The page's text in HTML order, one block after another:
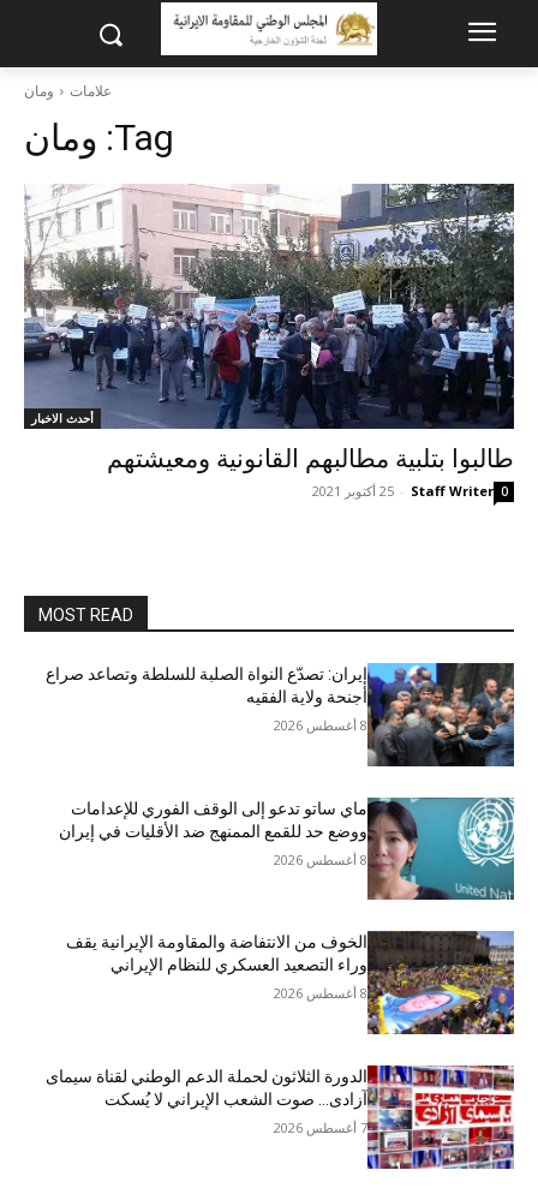
علامات ومان
Tag: ومان
أحدث الاخبار
طالبوا بتلبية مطالبهم القانونية ومعيشتهم
Staff Writer
- 25 أكتوبر 2021 0
MOST READ
إيران: تصدّع النواة الصلبة للسلطة وتصاعد صراع
أجنحة ولاية الفقيه
8 أغسطس 2026
ماي ساتو تدعو إلى الوقف الفوري للإعدامات
ووضع حد للقمع الممنهج ضد الأقليات في إيران
8 أغسطس 2026
الخوف من الانتفاضة والمقاومة الإيرانية يقف
وراء التصعيد العسكري للنظام الإيراني
8 أغسطس 2026
الدورة الثلاثون لحملة الدعم الوطني لقناة سیمای
آزادی… صوت الشعب الإيراني لا يُسكت
7 أغسطس 2026